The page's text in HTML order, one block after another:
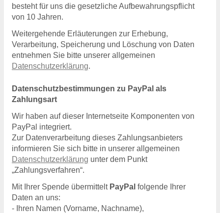
besteht für uns die gesetzliche Aufbewahrungspflicht
von 10 Jahren.
Weitergehende Erläuterungen zur Erhebung,
Verarbeitung, Speicherung und Löschung von Daten
entnehmen Sie bitte unserer allgemeinen
Datenschutzerklärung.
Datenschutzbestimmungen zu PayPal als
Zahlungsart
Wir haben auf dieser Internetseite Komponenten von
PayPal integriert.
Zur Datenverarbeitung dieses Zahlungsanbieters
informieren Sie sich bitte in unserer allgemeinen
Datenschutzerklärung unter dem Punkt
„Zahlungsverfahren“.
Mit Ihrer Spende übermittelt PayPal folgende Ihrer
Daten an uns:
- Ihren Namen (Vorname, Nachname),